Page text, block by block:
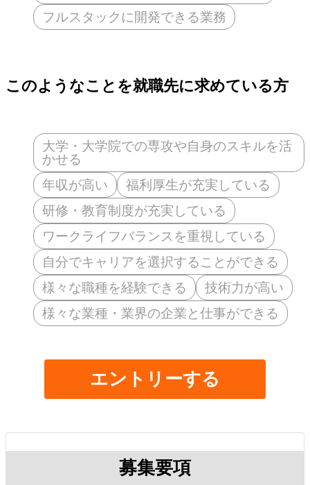
フルスタックに開発できる業務
このようなことを就職先に求めている方
大学・大学院での専攻や自身のスキルを活
かせる
年収が高い
福利厚生が充実している
研修・教育制度が充実している
ワークライフバランスを重視している
自分でキャリアを選択することができる
様々な職種を経験できる
技術力が高い
様々な業種・業界の企業と仕事ができる
エントリーする
募集要項